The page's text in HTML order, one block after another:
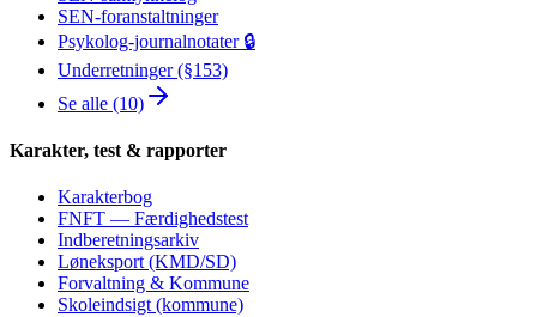
SEN-foranstaltninger
Psykolog-journalnotater 🔒
Underretninger (§153)
Se alle (10)
Karakter, test & rapporter
Karakterbog
FNFT — Færdighedstest
Indberetningsarkiv
Løneksport (KMD/SD)
Forvaltning & Kommune
Skoleindsigt (kommune)